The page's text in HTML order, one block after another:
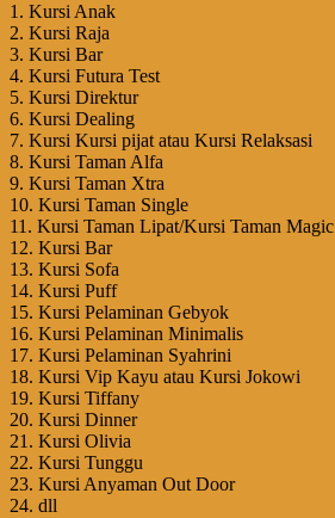
1. Kursi Anak
2. Kursi Raja
3. Kursi Bar
4. Kursi Futura Test
5. Kursi Direktur
6. Kursi Dealing
7. Kursi Kursi pijat atau Kursi Relaksasi
8. Kursi Taman Alfa
9. Kursi Taman Xtra
10. Kursi Taman Single
11. Kursi Taman Lipat/Kursi Taman Magic
12. Kursi Bar
13. Kursi Sofa
14. Kursi Puff
15. Kursi Pelaminan Gebyok
16. Kursi Pelaminan Minimalis
17. Kursi Pelaminan Syahrini
18. Kursi Vip Kayu atau Kursi Jokowi
19. Kursi Tiffany
20. Kursi Dinner
21. Kursi Olivia
22. Kursi Tunggu
23. Kursi Anyaman Out Door
24. dll